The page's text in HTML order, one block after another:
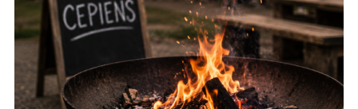
ThreadsFacebookYoutube
X Instagram
Flick TikTok